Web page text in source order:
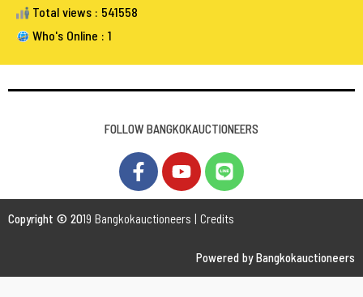
Total views : 541558
Who's Online : 1
FOLLOW BANGKOKAUCTIONEERS
Copyright © 2019 Bangkokauctioneers | Credits
Powered by Bangkokauctioneers